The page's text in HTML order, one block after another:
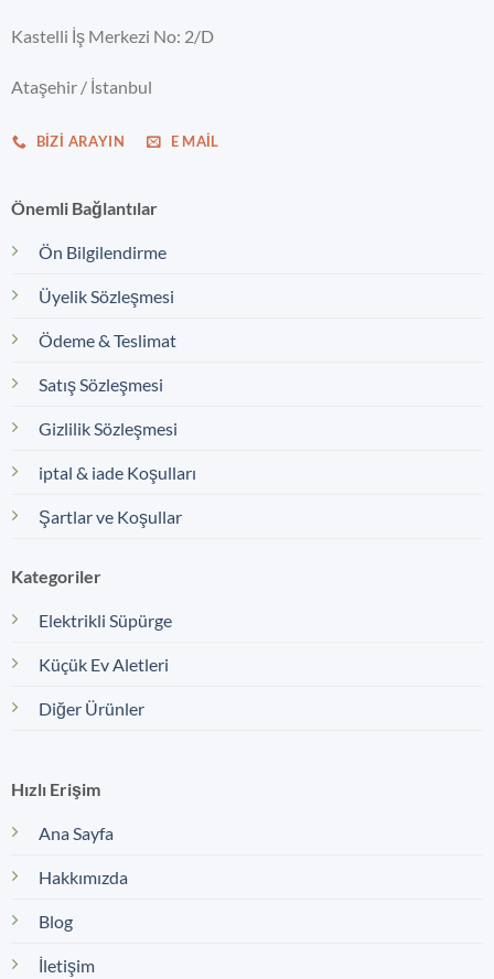
Kastelli İş Merkezi No: 2/D
Ataşehir / İstanbul
BIZI ARAYIN E MAIL
Önemli Bağlantılar
Ön Bilgilendirme
Üyelik Sözleşmesi
Ödeme & Teslimat
Satış Sözleşmesi
Gizlilik Sözleşmesi
iptal & iade Koşulları
Şartlar ve Koşullar
Kategoriler
Elektrikli Süpürge
Küçük Ev Aletleri
Diğer Ürünler
Hızlı Erişim
Ana Sayfa
Hakkımızda
Blog
İletişim